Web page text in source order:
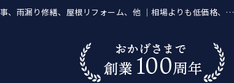
雨漏り修繕、屋根リフォーム、他 ｜相場よりも低価格、火